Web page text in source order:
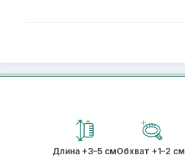
Длина +3–5 смОбхват +1–2 см